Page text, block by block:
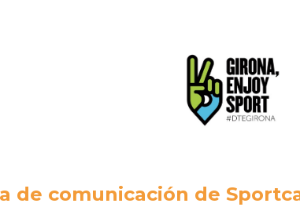
de comunicación de